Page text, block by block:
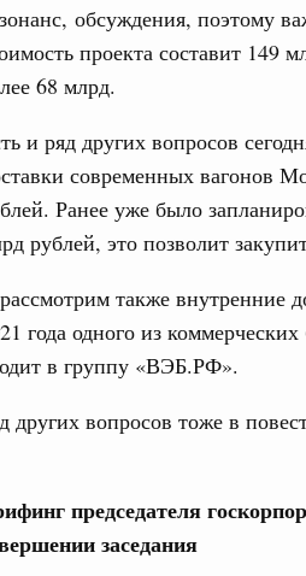
обсуждения, поэтому
проекта составит 149
68 млрд.
и ряд других вопросов
современных вагонов
Ранее уже было
рублей, это позволит
также внутренние
года одного из
в группу «ВЭБ.РФ».
других вопросов тоже в
председателя
заседания
отношения с
провёл рабочую
недропользования и
и въездной туризм
Порядка 110
в 35 регионах
и технологий
и гуманитарные
принял участие в
форума и